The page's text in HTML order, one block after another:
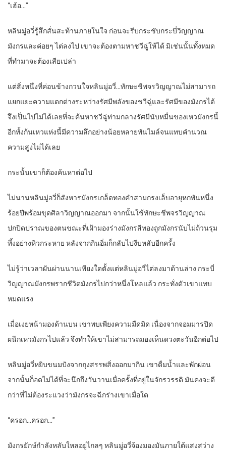
“เฮ้อ…”
หลินมู่อวี่รู้สึกสั่นสะท้านภายในใจ ก่อนจะรีบกระชับกระบี่วิญญาณ
มังกรและค่อยๆ ไต่ลงไป เขาจะต้องตามหาชวีฉู่ให้ได้ มิเช่นนั้นทั้งหมด
ที่ทำมาจะต้องเสียเปล่า
แต่สิ่งหนึ่งที่ค่อนข้างกวนใจหลินมู่อวี่…ทักษะชีพจรวิญญาณไม่สามารถ
แยกแยะความแตกต่างระหว่างรัศมีพลังของชวีฉู่และรัศมีของมังกรได้
จึงเป็นไปไม่ได้เลยที่จะค้นหาชวีฉู่ท่ามกลางรัศมีนับหมื่นของเหวมังกรนี้
อีกทั้งก้นเหวแห่งนี้มีความลึกอย่างน้อยหลายพันไมล์จนแทบคำนวณ
ความสูงไม่ได้เลย
กระนั้นเขาก็ต้องค้นหาต่อไป
ไม่นานหลินมู่อวี่ก็สังหารมังกรเกล็ดทองคำสามกรงเล็บอายุหกพันหนึ่ง
ร้อยปีพร้อมขุดศิลาวิญญาณออกมา จากนั้นใช้ทักษะชีพจรวิญญาณ
ปกปิดปราณของตนขณะที่เฝ้ามองร่างมังกรสีทองถูกมังกรนับไม่ถ้วนรุม
ทึ้งอย่างหิวกระหาย หลังจากกินอิ่มก็กลับไปงีบหลับอีกครั้ง
ไม่รู้ว่าเวลาผันผ่านนานเพียงใดตั้งแต่หลินมู่อวี่ไต่ลงมาด้านล่าง กระบี่
วิญญาณมังกรพรากชีวิตมังกรไปกว่าหนึ่งโหลแล้ว กระทั่งตัวเขาแทบ
หมดแรง
เมื่อเงยหน้ามองด้านบน เขาพบเพียงความมืดมิด เนื่องจากจอมมารปิด
ผนึกเหวมังกรไปแล้ว จึงทำให้เขาไม่สามารถมองเห็นดวงตะวันอีกต่อไป
หลินมู่อวี่หยิบขนมปังจากถุงสรรพสิ่งออกมากิน เขาดื่มน้ำและพักผ่อน
จากนั้นก็อดไม่ได้ที่จะนึกถึงวันวานเมื่อครั้งที่อยู่ในจักรวรรดิ มันคงจะดี
กว่าที่ไม่ต้องระแวงว่ามังกรจะฉีกร่างเขาเมื่อใด
“ครอก…ครอก…”
มังกรยักษ์กำลังหลับใหลอยู่ไกลๆ หลินมู่อวี่จ้องมองมันภายใต้แสงสว่าง